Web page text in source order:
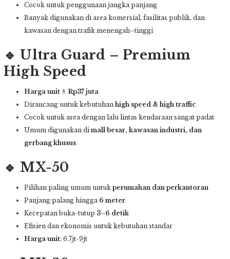
Cocok untuk penggunaan jangka panjang
Banyak digunakan di area komersial, fasilitas publik, dan
kawasan dengan trafik menengah–tinggi
🔹 Ultra Guard – Premium
High Speed
Harga unit ± Rp37 juta
Dirancang untuk kebutuhan high speed & high traffic
Cocok untuk area dengan lalu lintas kendaraan sangat padat
Umum digunakan dimall besar, kawasan industri, dan
gerbang khusus
🔹 MX-50
Pilihan paling umum untuk perumahan dan perkantoran
Panjang palang hingga 6 meter
Kecepatan buka-tutup 3–6 detik
Efisien dan ekonomis untuk kebutuhan standar
Harga unit: 6.7jt-9jt